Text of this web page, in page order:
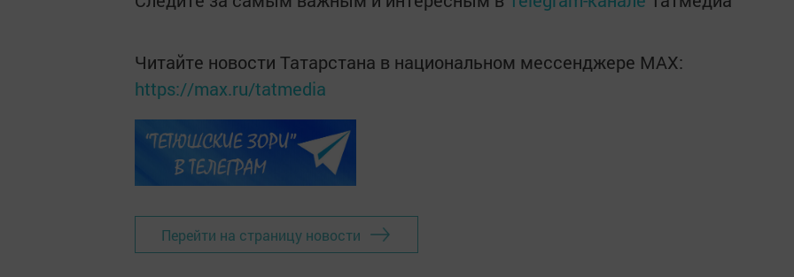
Читайте новости Татарстана в национальном мессенджере MАХ:
https://max.ru/tatmedia
Перейти на страницу новости